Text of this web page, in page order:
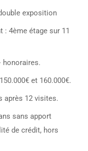
exposition
: 4ème étage sur 11
honoraires.
et 160.000€.
après 12 visites.
sans apport
de crédit, hors